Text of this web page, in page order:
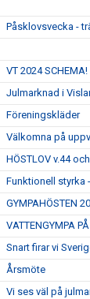
Påsklovsvecka -
VT 2024 SCHEMA!
Julmarknad i
Föreningskläder
Välkomna på
HÖSTLOV v.44
Funktionell styrka
GYMPAHÖSTEN
VATTENGYMPA
Snart firar vi
Årsmöte
Vi ses väl på